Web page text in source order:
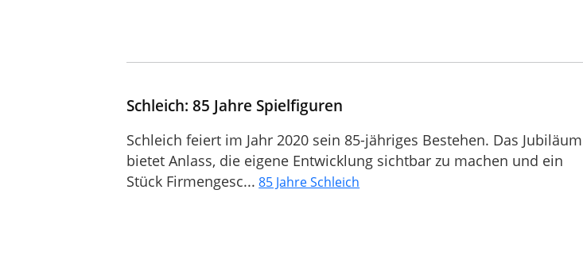
Schleich: 85 Jahre Spielfiguren
Schleich feiert im Jahr 2020 sein 85-jähriges Bestehen. Das Jubiläum
bietet Anlass, die eigene Entwicklung sichtbar zu machen und ein
Stück Firmengesc... 85 Jahre Schleich